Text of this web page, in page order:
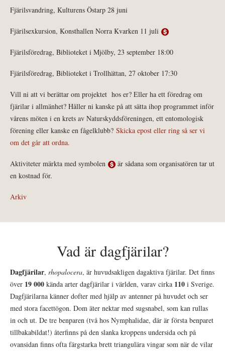
Fjärilsvandring, Kulturens Östarp 28 juni
Fjärilsexkursion, Konsthallen Norra Kvarken 11 juli
Fjärilsföredrag, Biblioteket i Mjölby, 23 september 18:00
Fjärilsföredrag, Biblioteket i Trollhättan, 27 oktober 17:30
Vill ni att vi berättar om projektet hos er? Eller ha ett föredrag om
fjärilar i allmänhet? Håller ni kanske på att sätta ihop programmet inför
vårens möten i en krets av Naturskyddsföreningen, ett entomologisk
förening eller kanske en fågelklubb? Skicka epost eller ring så ser vi
om det går att ordna.
Aktiviteter märkta med symbolen
är sådana som organisatören tar ut
en kostnad för.
Arkiv
Vad är dagfjärilar?
Dagfjärilar, rhopalocera, är huvudsakligen dagaktiva fjärilar. Det finns
över 19 000 kända arter dagfjärilar i världen, varav cirka 110 i Sverige.
Dagfjärilarna känner dofter med hjälp av antenner på huvudet och ser
med stora facettögon. Dom äter nektar med sugsnabel, som kan rullas
in och ut. De tre benparen (två hos Nymphalidae, där är första benparet
tillbakabildat!) återfinns på den slanka kroppens undersida och på
ovansidan finns ofta färgstarka brett triangulära vingar som när de vilar